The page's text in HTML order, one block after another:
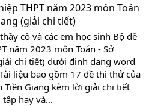
THPT năm 2023 môn Toán
(giải chi tiết)
cô và các em học sinh Bộ đề
năm 2023 môn Toán - Sở
chi tiết) dưới định dạng word
liệu bao gồm 17 đề thi thử của
Giang kèm lời giải chi tiết
hay và...